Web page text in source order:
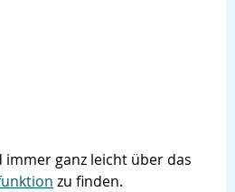
immer ganz leicht über das
zu finden.